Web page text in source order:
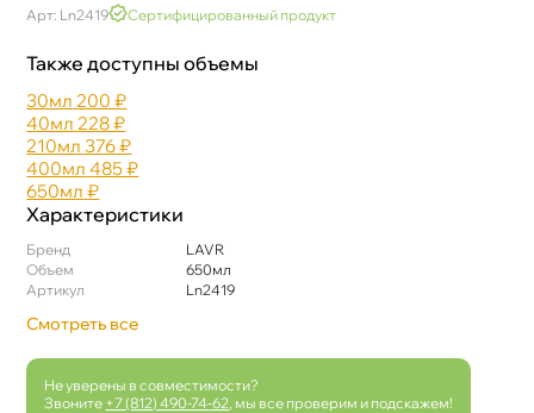
Арт: Ln2419 Сертифицированный продукт
Также доступны объемы
30мл 200 ₽
40мл 228 ₽
210мл 376 ₽
400мл 485 ₽
650мл ₽
Характеристики
Бренд
LAVR
Объем
650мл
Артикул
Ln2419
Смотреть все
Не уверены в совместимости?
Звоните +7 (812) 490-74-62 , мы все проверим и подскажем!